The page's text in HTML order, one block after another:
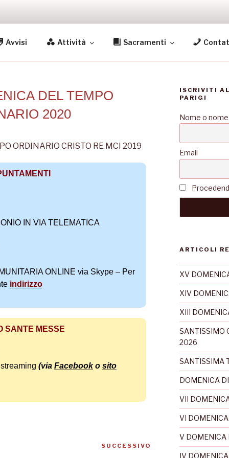
Avvisi Attività Sacramenti
DEL TEMPO
2020
IN VIA TELEMATICA
ONLINE via Skype – Per
indirizzo
SANTE MESSE
(via Facebooko sito
SUCCESSIVO
ISCRIVITI
PARIGI
Nome o
Email
ARTICOLI
XV
XIV
XIII
SANTISSIMO
2026
SANTISSIMA
DOMENICA
VII
VI
V DOMENICA
IV